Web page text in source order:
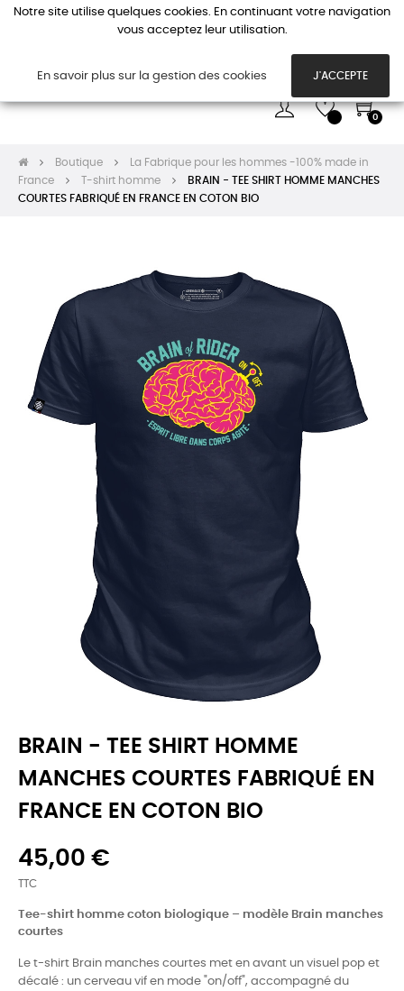
la
0
Boutique
La Fabrique pour les hommes -100% made in
France
T-shirt homme
BRAIN - TEE SHIRT HOMME MANCHES
COURTES FABRIQUÉ EN FRANCE EN COTON BIO
BRAIN - TEE SHIRT HOMME
MANCHES COURTES FABRIQUÉ EN
FRANCE EN COTON BIO
45,00 €
TTC
Tee-shirt homme coton biologique – modèle Brain manches
courtes
Le t-shirt Brain manches courtes met en avant un visuel pop et
décalé : un cerveau vif en mode "on/off", accompagné du
Notre site utilise quelques cookies. En continuant votre navigation
vous acceptez leur utilisation.
En savoir plus sur la gestion des cookies J'ACCEPTE